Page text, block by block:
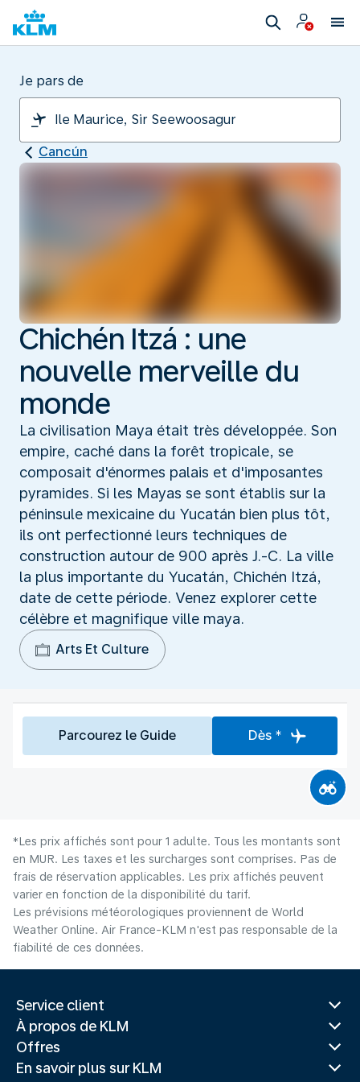
Je pars de
Cancún
Chichén Itzá : une
nouvelle merveille du
monde
La civilisation Maya était très développée. Son
empire, caché dans la forêt tropicale, se
composait d'énormes palais et d'imposantes
pyramides. Si les Mayas se sont établis sur la
péninsule mexicaine du Yucatán bien plus tôt,
ils ont perfectionné leurs techniques de
construction autour de 900 après J.-C. La ville
la plus importante du Yucatán, Chichén Itzá,
date de cette période. Venez explorer cette
célèbre et magnifique ville maya.
Arts Et Culture
Parcourez le Guide Dès *
*Les prix affichés sont pour 1 adulte. Tous les montants sont
en MUR. Les taxes et les surcharges sont comprises. Pas de
frais de réservation applicables. Les prix affichés peuvent
varier en fonction de la disponibilité du tarif.
Les prévisions météorologiques proviennent de World
Weather Online. Air France-KLM n'est pas responsable de la
fiabilité de ces données.
Service client
À propos de KLM
Offres
En savoir plus sur KLM